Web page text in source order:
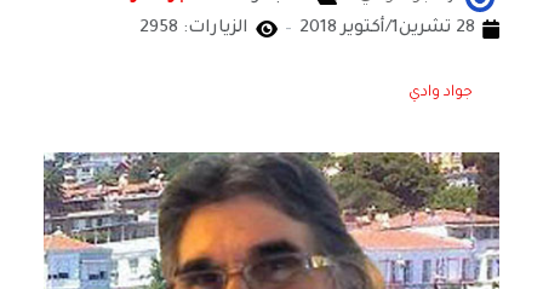
28 تشرين1/أكتوير 2018
الزيارات: 2958
جواد وادي